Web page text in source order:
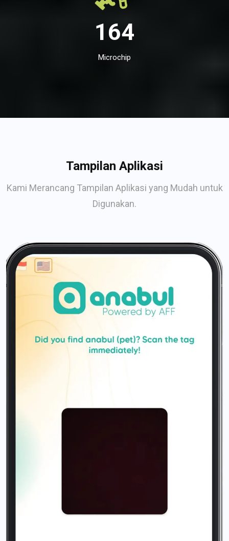
164
Microchip
Tampilan Aplikasi
Kami Merancang Tampilan Aplikasi yang Mudah untuk
Digunakan.